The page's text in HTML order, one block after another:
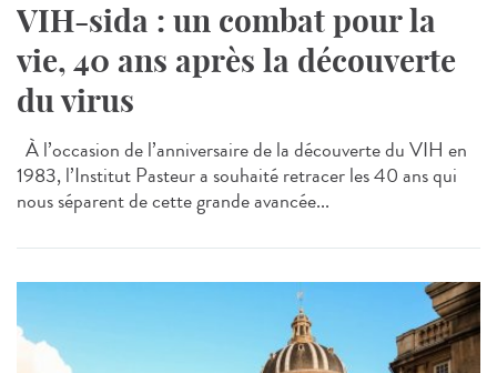
VIH-sida : un combat pour la
vie, 40 ans après la découverte
du virus
À l’occasion de l’anniversaire de la découverte du VIH en
1983, l’Institut Pasteur a souhaité retracer les 40 ans qui
nous séparent de cette grande avancée...